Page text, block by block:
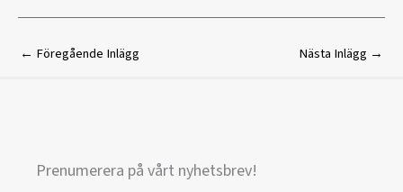
← Föregående Inlägg Nästa Inlägg →
Prenumerera på vårt nyhetsbrev!